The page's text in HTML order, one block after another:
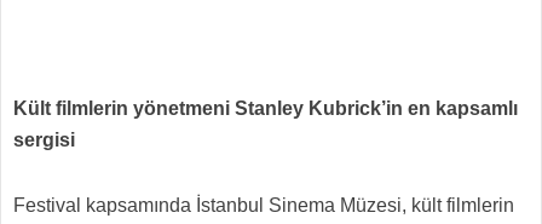
Kült filmlerin yönetmeni Stanley Kubrick’in en kapsamlı
sergisi
Festival kapsamında İstanbul Sinema Müzesi, kült filmlerin